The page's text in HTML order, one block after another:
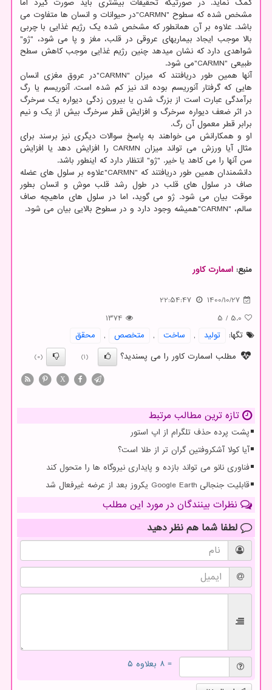
کمک نماید. در صورتیکه تحقیقات بیشتری باید صورت گیرد اما
مشخص شده که سطوح "CARMN"در حیوانات و انسان ها متفاوت می
باشد. علاوه بر آن همانطور که مشخص شده یک رژیم غذایی با چربی
بالا موجب ایجاد بیماریهای عروقی در قلب، مغز و پا می شود، "ژو"
شواهدی دارد که نشان میدهد چنین رژیم غذایی موجب کاهش سطح
طبیعی "CARMN"می شود.
آنها همین طور دریافتند که میزان "CARMN"در عروق مغزی انسان
هایی که گرفتار آنوریسم بوده اند نیز کم شده است. آنوریسم یا رگ
برآمدگی عبارت است از بزرگ شدن یا بیرون زدگی دیواره یک سرخرگ
در اثر ضعف دیواره سرخرگ و افزایش قطر سرخرگ بیش از یک و نیم
برابر قطر معمول آن رگ.
او و همکارانش می خواهند به پاسخ سوالات دیگری نیز برسند برای
مثال آیا ورزش می تواند میزان CARMN را افزایش دهد یا افزایش
سن آنها را می کاهد یا خیر. "ژو" انتظار دارد که اینطور باشد.
دانشمندان همین طور دریافتند که "CARMN"علاوه بر سلول های عضله
صاف در سلول های قلب در طول رشد قلب موش و انسان بطور
موقت بیان می شود. ژو می گوید، اما در سلول های ماهیچه صاف
سالم، "CARMN"همیشه وجود دارد و در سطوح بالایی بیان می شود.
منبع: اسمارت كاور
1400/10/27
22:54:47
5.0
/
5
1374
تگها:
تولید , ساخت , متخصص ,
محقق
مطلب اسمارت کاور را می پسندید؟
(1)
(0)
X
تازه ترین مطالب مرتبط
پشت پرده حذف تلگرام از اپ استور
آیا کولا آشکروفتین گران تر از طلا است؟
فناوری نانو می تواند بازده و پایداری نیروگاه ها را متحول کند
قابلیت جنجالی Google Earth یکروز بعد از عرضه غیرفعال شد
نظرات بینندگان در مورد این مطلب
لطفا شما هم نظر دهید
= ۸ بعلاوه ۵